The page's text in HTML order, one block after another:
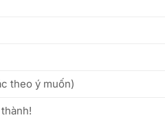
theo ý muốn)